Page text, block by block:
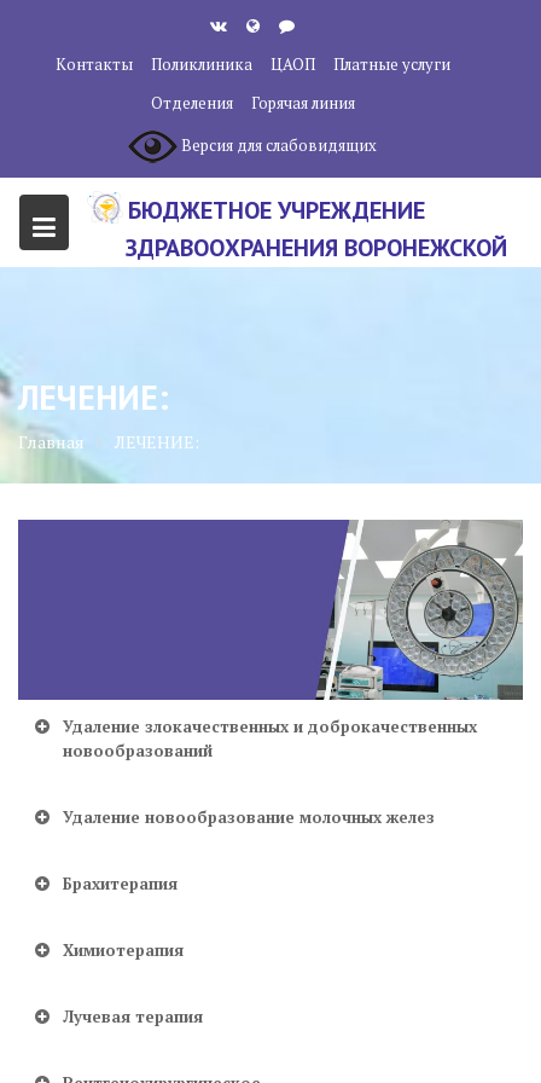
содержанию
Контакты Поликлиника ЦАОП
Платные услуги
Отделения
Горячая линия
Версия для слабовидящих
БЮДЖЕТНОЕ УЧРЕЖДЕНИЕ
ЗДРАВООХРАНЕНИЯ ВОРОНЕЖСКОЙ
ЦЕНТР"
ЛЕЧЕНИЕ:
Главная ЛЕЧЕНИЕ:
Удаление злокачественных и доброкачественных
новообразований
Удаление новообразование молочных желез
Брахитерапия
Химиотерапия
Лучевая терапия